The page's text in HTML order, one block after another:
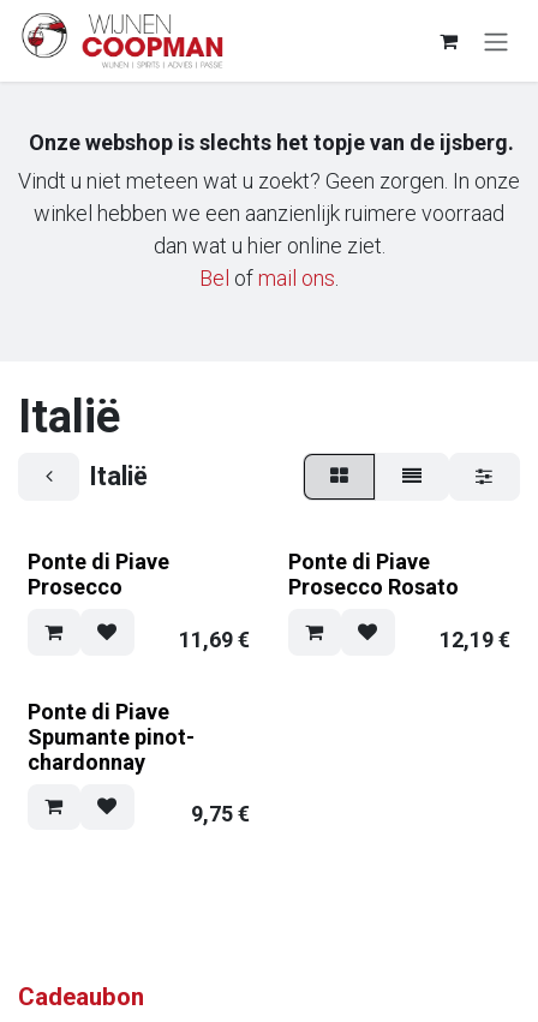
Overslaan naar inhoud
Onze webshop is slechts het topje van de ijsberg.
Vindt u niet meteen wat u zoekt? Geen zorgen. In onze
winkel hebben we een aanzienlijk ruimere voorraad
dan wat u hier online ziet.
Bel ofm​ail ons
Italië
Italië
Ponte di Piave
Prosecco
11,69€
Ponte di Piave
Prosecco Rosato
12,19€
Ponte di Piave
Spumante pinot-
chardonnay
9,75€
Cadeaubon